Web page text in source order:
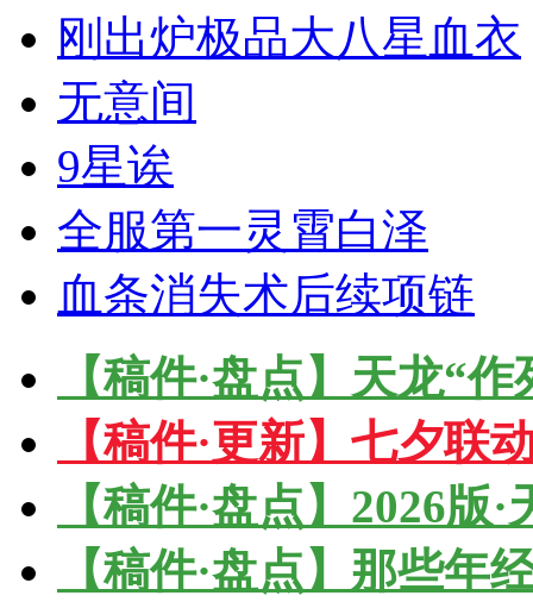
刚出炉极品大八星血衣
无意间
9星诶
全服第一灵霄白泽
血条消失术后续项链
【稿件·盘点】天龙“
【稿件·更新】七夕联
【稿件·盘点】2026版
【稿件·盘点】那些